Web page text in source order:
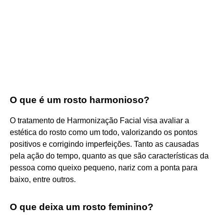
O que é um rosto harmonioso?
O tratamento de Harmonização Facial visa avaliar a
estética do rosto como um todo, valorizando os pontos
positivos e corrigindo imperfeições. Tanto as causadas
pela ação do tempo, quanto as que são características da
pessoa como queixo pequeno, nariz com a ponta para
baixo, entre outros.
O que deixa um rosto feminino?